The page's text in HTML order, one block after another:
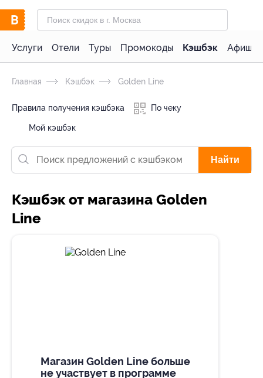
Услуги Отели Туры Промокоды Кэшбэк Афиша
Главная Кэшбэк Golden Line
Правила получения кэшбэка По чеку
Мой кэшбэк
Найти
Кэшбэк от магазина Golden
Line
Магазин Golden Line больше
не участвует в программе